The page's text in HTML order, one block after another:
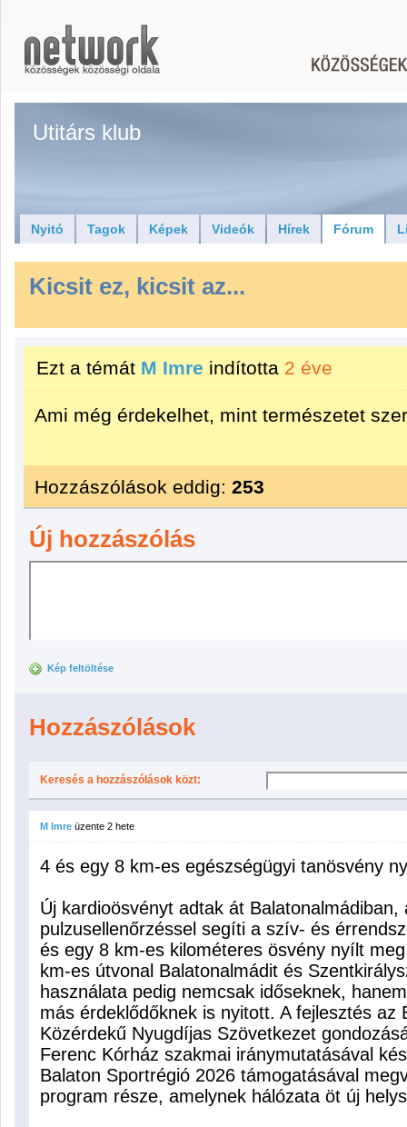
Utitárs klub
Nyitó Tagok Képek Videók Hírek Fórum
Kicsit ez, kicsit az...
Ezt a témát M Imre indította 2 éve
Ami még érdekelhet, mint természetet
Hozzászólások eddig: 253
Új hozzászólás
Kép feltöltése
Hozzászólások
Keresés a hozzászólások közt:
M Imre üzente 2 hete
4 és egy 8 km-es egészségügyi tanösvény
Új kardioösvényt adtak át
pulzusellenőrzéssel segíti a szív- és
és egy 8 km-es kilométeres ösvény nyílt
km-es útvonal Balatonalmádit és
használata pedig nemcsak időseknek,
más érdeklődőknek is nyitott. A fejlesztés az
Közérdekű Nyugdíjas Szövetkezet
Ferenc Kórház szakmai iránymutatásával
Balaton Sportrégió 2026 támogatásával
program része, amelynek hálózata öt új